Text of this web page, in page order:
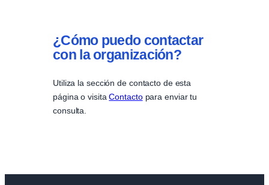
¿Cómo puedo contactar
con la organización?
Utiliza la sección de contacto de esta
página o visitaContactopara enviar tu
consulta.